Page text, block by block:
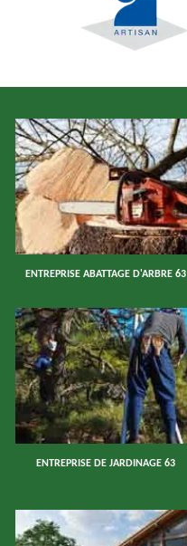
ENTREPRISE ABATTAGE D'ARBRE 63
ENTREPRISE DE JARDINAGE 63